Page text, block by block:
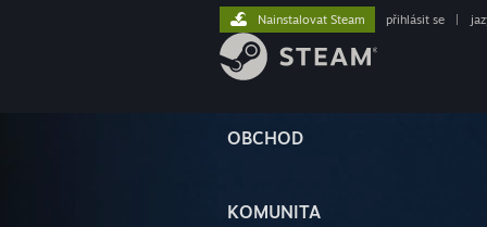
OBCHOD
KOMUNITA
Nainstalovat Steam přihlásit se